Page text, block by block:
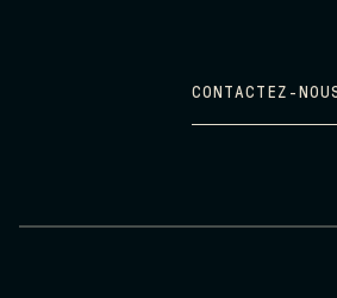
CONTACTEZ-